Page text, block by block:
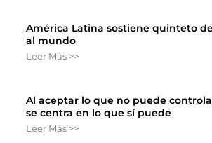
América Latina sostiene quinteto
al mundo
Leer Más >>
Al aceptar lo que no puede
se centra en lo que sí puede
Leer Más >>